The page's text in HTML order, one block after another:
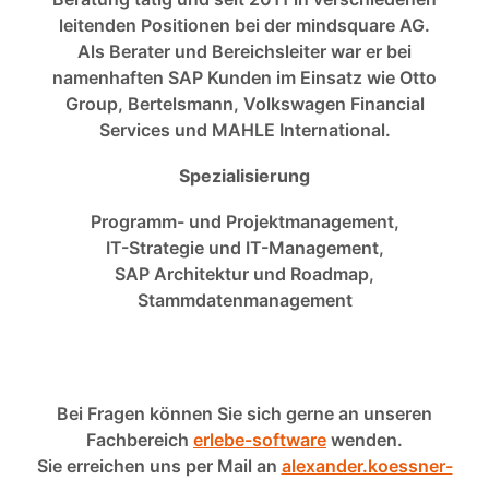
leitenden Positionen bei der mindsquare AG.
Als Berater und Bereichsleiter war er bei
namenhaften SAP Kunden im Einsatz wie Otto
Group, Bertelsmann, Volkswagen Financial
Services und MAHLE International.
Spezialisierung
Programm- und Projektmanagement,
IT-Strategie und IT-Management,
SAP Architektur und Roadmap,
Stammdatenmanagement
Bei Fragen können Sie sich gerne an unseren
Fachbereich erlebe-software wenden.
Sie erreichen uns per Mail an alexander.koessner-